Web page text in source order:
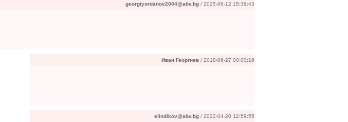
georgiyordanov2004@abv.bg / 2025-06-12 15:36:43
Иван Георгиев / 2018-06-27 00:00:16
elindikov@abv.bg / 2022-04-20 12:59:55